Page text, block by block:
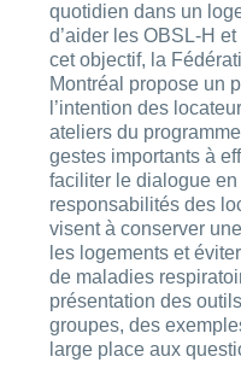
quotidien dans un
d’aider les OBSL-H
cet objectif, la
Montréal propose un
l’intention des
ateliers du
gestes importants à
faciliter le dialogue
responsabilités des
visent à conserver
les logements et
de maladies
présentation des
groupes, des
large place aux